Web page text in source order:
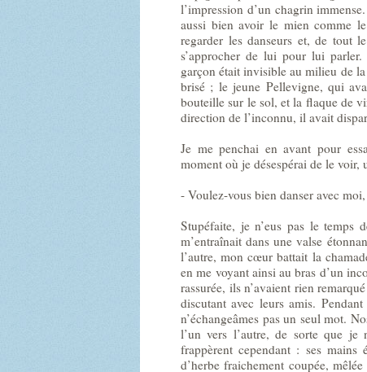
l’impression d’un chagrin
aussi bien avoir le mien comme
regarder les danseurs et, de tout
s’approcher de lui pour lui parler.
garçon était invisible au milieu de
brisé ; le jeune Pellevigne, qui
bouteille sur le sol, et la flaque de
direction de l’inconnu, il avait
Je me penchai en avant pour
moment où je désespérai de le
- Voulez-vous bien danser avec
Stupéfaite, je n’eus pas le temps
m’entraînait dans une valse
l’autre, mon cœur battait la
en me voyant ainsi au bras d’un
rassurée, ils n’avaient rien
discutant avec leurs amis.
n’échangeâmes pas un seul mot.
l’un vers l’autre, de sorte que je
frappèrent cependant : ses
d’herbe fraichement coupée,